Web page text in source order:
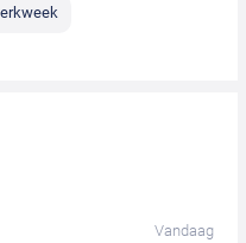
Vandaag